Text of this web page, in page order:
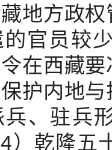
地方政
官员较
在西藏
护内地
、驻兵
）乾隆